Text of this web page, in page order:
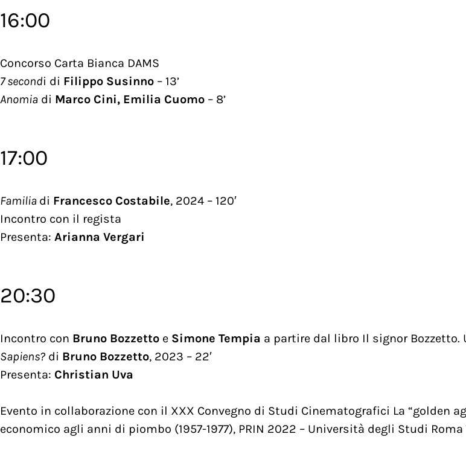
16:00
Concorso Carta Bianca DAMS
7 secondi di Filippo Susinno – 13’
Anomia di Marco Cini, Emilia Cuomo – 8’
17:00
Familia di Francesco Costabile, 2024 – 120′
Incontro con il regista
Presenta: Arianna Vergari
20:30
Incontro con Bruno Bozzetto e Simone Tempia a partire dal libro Il signor Bozzetto.
Sapiens? di Bruno Bozzetto, 2023 – 22′
Presenta: Christian Uva
Evento in collaborazione con il XXX Convegno di Studi Cinematografici La “golden
economico agli anni di piombo (1957-1977), PRIN 2022 – Università degli Studi Roma